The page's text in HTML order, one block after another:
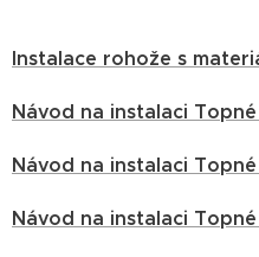
Instalace rohože s
Návod na instalaci
Návod na instalaci
Návod na instalaci